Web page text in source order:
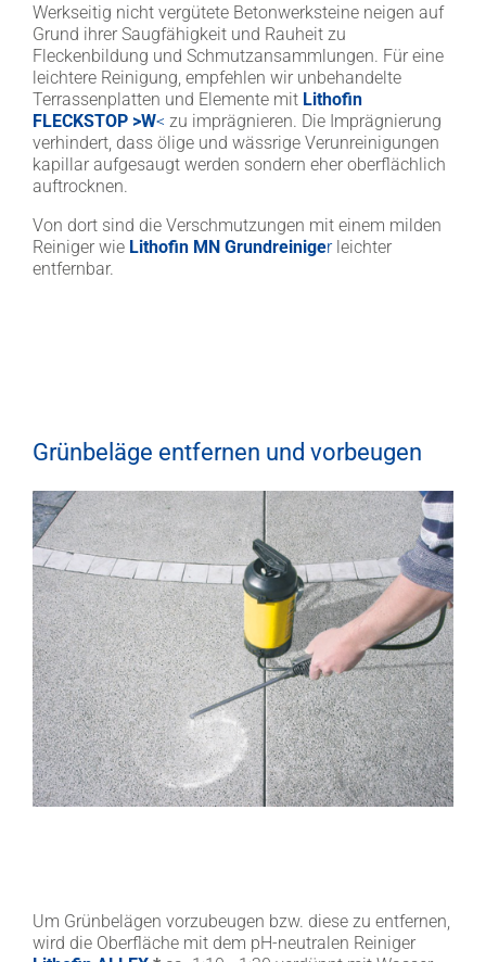
Werkseitig nicht vergütete Betonwerksteine neigen auf
Grund ihrer Saugfähigkeit und Rauheit zu
Fleckenbildung und Schmutzansammlungen. Für eine
leichtere Reinigung, empfehlen wir unbehandelte
Terrassenplatten und Elemente mit Lithofin
FLECKSTOP >W< zu imprägnieren. Die Imprägnierung
verhindert, dass ölige und wässrige Verunreinigungen
kapillar aufgesaugt werden sondern eher oberflächlich
auftrocknen.
Von dort sind die Verschmutzungen mit einem milden
Reiniger wie Lithofin MN Grundreinigerleichter
entfernbar.
Grünbeläge entfernen und vorbeugen
Um Grünbelägen vorzubeugen bzw. diese zu entfernen,
wird die Oberfläche mit dem pH-neutralen Reiniger